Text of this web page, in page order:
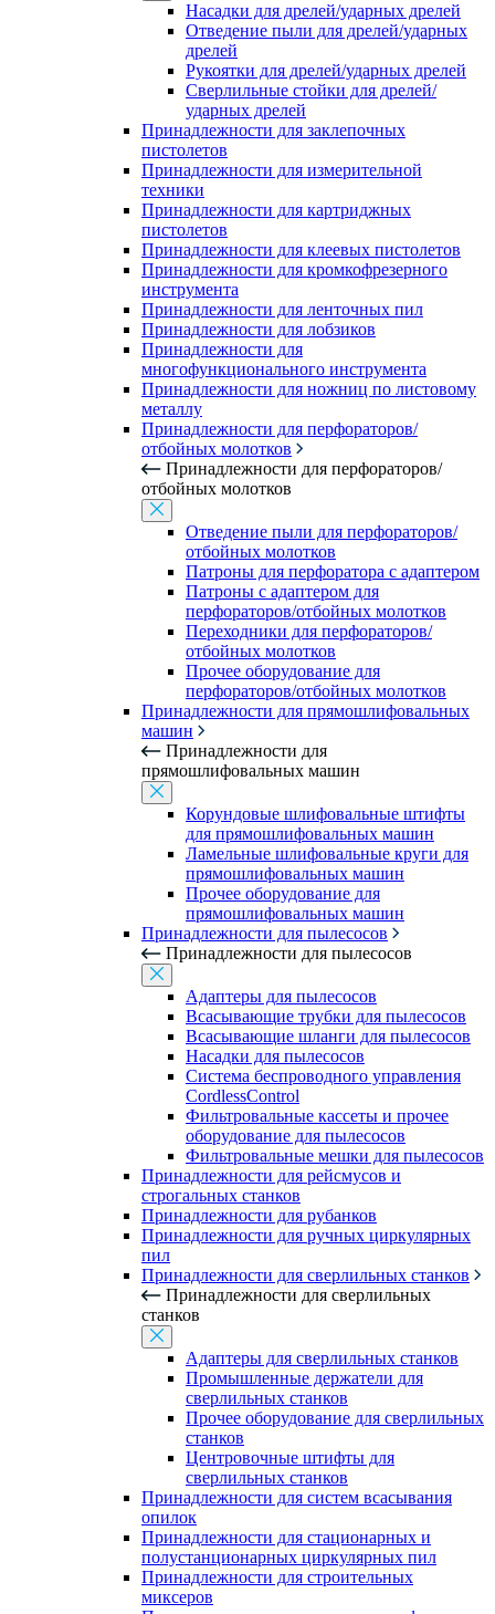
Насадки для дрелей/ударных дрелей
Отведение пыли для дрелей/ударных
дрелей
Рукоятки для дрелей/ударных дрелей
Сверлильные стойки для дрелей/
ударных дрелей
Принадлежности для заклепочных
пистолетов
Принадлежности для измерительной
техники
Принадлежности для картриджных
пистолетов
Принадлежности для клеевых пистолетов
Принадлежности для кромкофрезерного
инструмента
Принадлежности для ленточных пил
Принадлежности для лобзиков
Принадлежности для
многофункционального инструмента
Принадлежности для ножниц по листовому
металлу
Принадлежности для перфораторов/
отбойных молотков
Принадлежности для перфораторов/
отбойных молотков
Отведение пыли для перфораторов/
отбойных молотков
Патроны для перфоратора с адаптером
Патроны с адаптером для
перфораторов/отбойных молотков
Переходники для перфораторов/
отбойных молотков
Прочее оборудование для
перфораторов/отбойных молотков
Принадлежности для прямошлифовальных
машин
Принадлежности для
прямошлифовальных машин
Корундовые шлифовальные штифты
для прямошлифовальных машин
Ламельные шлифовальные круги для
прямошлифовальных машин
Прочее оборудование для
прямошлифовальных машин
Принадлежности для пылесосов
Принадлежности для пылесосов
Адаптеры для пылесосов
Всасывающие трубки для пылесосов
Всасывающие шланги для пылесосов
Насадки для пылесосов
Система беспроводного управления
CordlessControl
Фильтровальные кассеты и прочее
оборудование для пылесосов
Фильтровальные мешки для пылесосов
Принадлежности для рейсмусов и
строгальных станков
Принадлежности для рубанков
Принадлежности для ручных циркулярных
пил
Принадлежности для сверлильных станков
Принадлежности для сверлильных
станков
Адаптеры для сверлильных станков
Промышленные держатели для
сверлильных станков
Прочее оборудование для сверлильных
станков
Центровочные штифты для
сверлильных станков
Принадлежности для систем всасывания
опилок
Принадлежности для стационарных и
полустанционарных циркулярных пил
Принадлежности для строительных
миксеров